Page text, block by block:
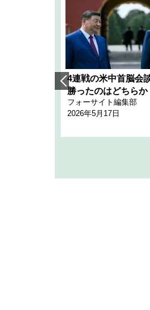
4連戦の米中首脳会
勝ったのはどちらか
フォーサイト編集部
2026年5月17日